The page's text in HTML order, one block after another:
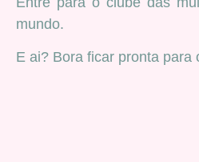
mundo.
E ai? Bora ficar pronta para